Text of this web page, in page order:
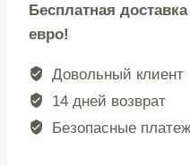
набор
детской
меловой
Бесплатная
евро!
Довольный клиент
14 дней возврат
Безопасные